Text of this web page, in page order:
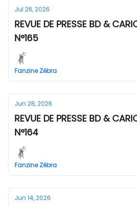
Jul 26, 2026
REVUE DE PRESSE BD &
N°165
Fanzine Zébra
Jun 28, 2026
REVUE DE PRESSE BD &
N°164
Fanzine Zébra
Jun 14, 2026